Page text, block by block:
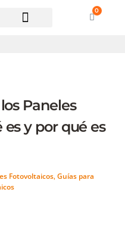
0
Paneles
es y por qué es
Fotovoltaicos, Guías para